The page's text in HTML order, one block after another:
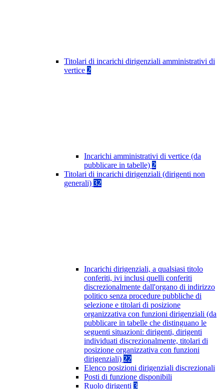
Titolari di incarichi dirigenziali amministrativi di
vertice 2
Incarichi amministrativi di vertice (da
pubblicare in tabelle) 2
Titolari di incarichi dirigenziali (dirigenti non
generali) 32
Incarichi dirigenziali, a qualsiasi titolo
conferiti, ivi inclusi quelli conferiti
discrezionalmente dall'organo di indirizzo
politico senza procedure pubbliche di
selezione e titolari di posizione
organizzativa con funzioni dirigenziali (da
pubblicare in tabelle che distinguano le
seguenti situazioni: dirigenti, dirigenti
individuati discrezionalmente, titolari di
posizione organizzativa con funzioni
dirigenziali) 22
Elenco posizioni dirigenziali discrezionali
Posti di funzione disponibili
Ruolo dirigenti 3